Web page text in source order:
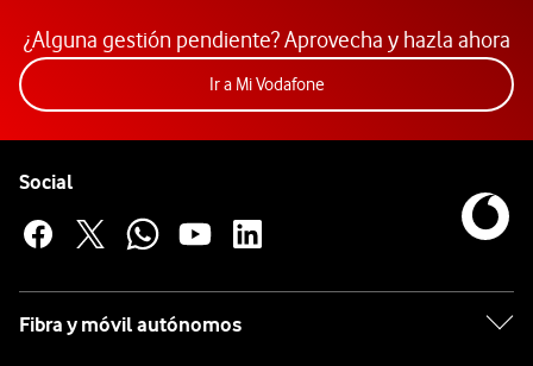
¿Alguna gestión pendiente? Aprovecha y hazla ahora
Ir a Mi VodafoneAcceder a la app Mi
Social
Fibra y móvil autónomos